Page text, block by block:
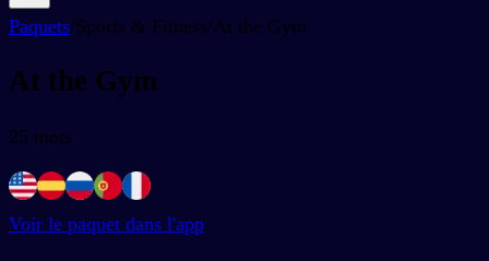
Paquets/Sports & Fitness/At the Gym
At the Gym
25 mots
Voir le paquet dans l'app